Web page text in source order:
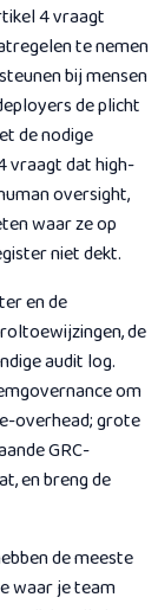
4 vraagt
te nemen
bij mensen
de plicht
de nodige
vraagt dat high-
oversight,
waar ze op
niet dekt.
en de
de
audit log.
om
overhead; grote
GRC-
en breng de
de meeste
waar je team